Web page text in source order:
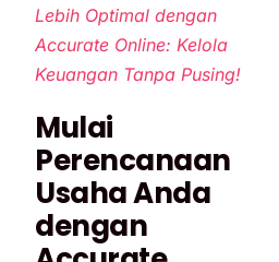
Lebih Optimal dengan
Accurate Online: Kelola
Keuangan Tanpa Pusing!
Mulai
Perencanaan
Usaha Anda
dengan